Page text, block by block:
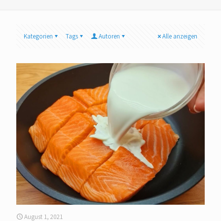
Kategorien Tags Autoren Alle anzeigen
August 1, 2021